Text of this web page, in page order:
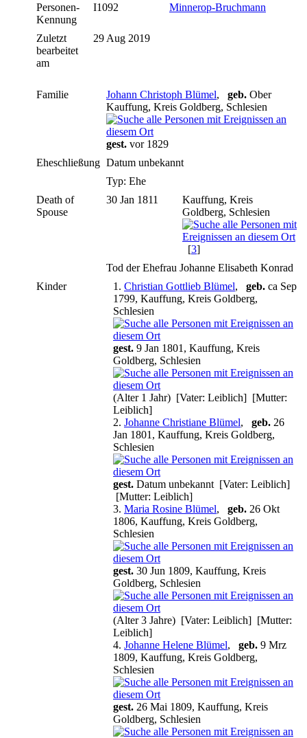
Personen-
Kennung
I1092 Minnerop-Bruchmann
Zuletzt
bearbeitet
am
29 Aug 2019
Familie Johann Christoph Blümel, geb. Ober
Kauffung, Kreis Goldberg, Schlesien
gest. vor 1829
Eheschließung Datum unbekannt
Typ: Ehe
Death of
Spouse
30 Jan 1811
Kauffung, Kreis
Goldberg, Schlesien
[3]
Tod der Ehefrau Johanne Elisabeth Konrad
Kinder
1. Christian Gottlieb Blümel, geb. ca Sep
1799, Kauffung, Kreis Goldberg,
Schlesien
gest. 9 Jan 1801, Kauffung, Kreis
Goldberg, Schlesien
(Alter 1 Jahr) [Vater: Leiblich] [Mutter:
Leiblich]
2. Johanne Christiane Blümel, geb. 26
Jan 1801, Kauffung, Kreis Goldberg,
Schlesien
gest. Datum unbekannt [Vater: Leiblich]
[Mutter: Leiblich]
3. Maria Rosine Blümel, geb. 26 Okt
1806, Kauffung, Kreis Goldberg,
Schlesien
gest. 30 Jun 1809, Kauffung, Kreis
Goldberg, Schlesien
(Alter 3 Jahre) [Vater: Leiblich] [Mutter:
Leiblich]
4. Johanne Helene Blümel, geb. 9 Mrz
1809, Kauffung, Kreis Goldberg,
Schlesien
gest. 26 Mai 1809, Kauffung, Kreis
Goldberg, Schlesien